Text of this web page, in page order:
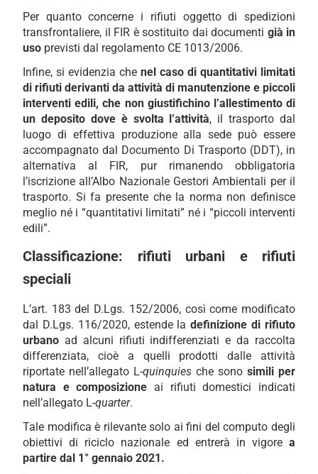
Per quanto concerne i rifiuti oggetto di spedizioni
transfrontaliere, il FIR è sostituito dai documenti già in
uso previsti dal regolamento CE 1013/2006.
Infine, si evidenzia che nel caso di quantitativi limitati
di rifiuti derivanti da attività di manutenzione e piccoli
interventi edili, che non giustifichino l’allestimento di
un deposito dove è svolta l’attività, il trasporto dal
luogo di effettiva produzione alla sede può essere
accompagnato dal Documento Di Trasporto (DDT), in
alternativa al FIR, pur rimanendo obbligatoria
l’iscrizione all’Albo Nazionale Gestori Ambientali per il
trasporto. Si fa presente che la norma non definisce
meglio né i “quantitativi limitati” né i “piccoli interventi
edili”.
Classificazione: rifiuti urbani e rifiuti
speciali
L’art. 183 del D.Lgs. 152/2006, così come modificato
dal D.Lgs. 116/2020, estende ladefinizione di rifiuto
urbano ad alcuni rifiuti indifferenziati e da raccolta
differenziata, cioè a quelli prodotti dalle attività
riportate nell’allegato L-quinquies che sono simili per
natura e composizione ai rifiuti domestici indicati
nell’allegato L-quarter.
Tale modifica è rilevante solo ai fini del computo degli
obiettivi di riciclo nazionale ed entrerà in vigore a
partire dal 1° gennaio 2021.